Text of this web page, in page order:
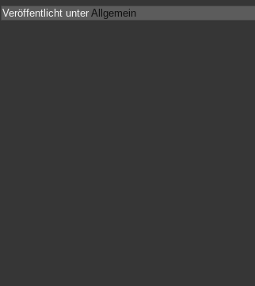
Veröffentlicht unter Allgemein